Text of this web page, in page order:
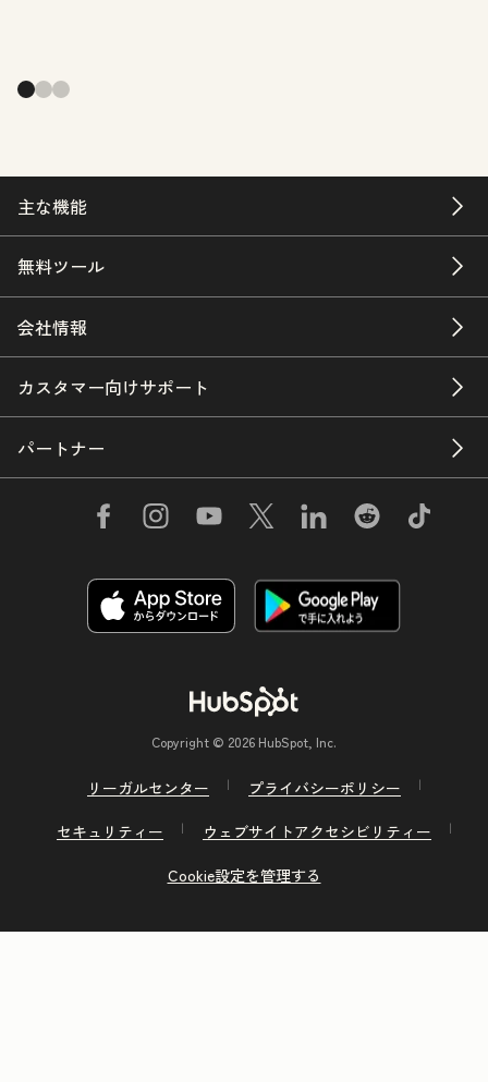
主な機能
無料ツール
会社情報
カスタマー向けサポート
パートナー
Copyright © 2026 HubSpot, Inc.
リーガルセンター
プライバシーポリシー
セキュリティー
ウェブサイトアクセシビリティー
Cookie設定を管理する